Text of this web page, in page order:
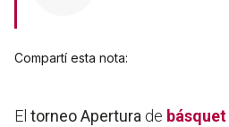
Compartí esta nota:
El torneo Apertura de básquet